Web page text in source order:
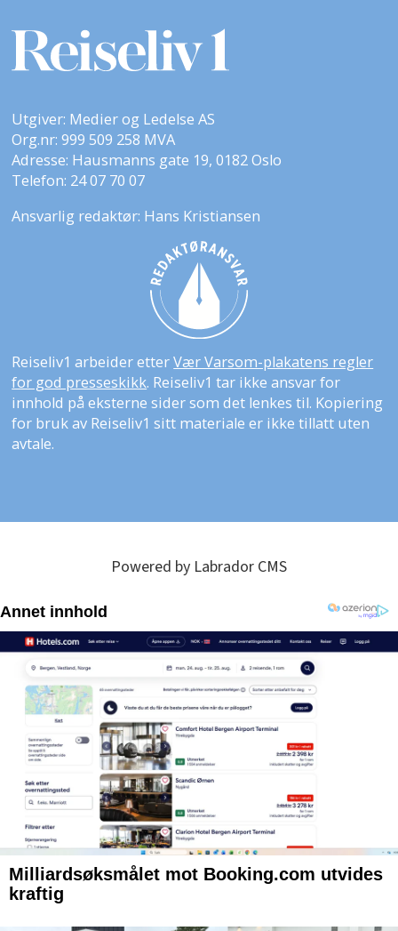
Utgiver: Medier og Ledelse AS
Org.nr: 999 509 258 MVA
Adresse: Hausmanns gate 19, 0182 Oslo
Telefon: 24 07 70 07
Ansvarlig redaktør: Hans Kristiansen
Reiseliv1 arbeider etterVær Varsom-plakatens regler
for god presseskikk. Reiseliv1 tar ikke ansvar for
innhold på eksterne sider som det lenkes til. Kopiering
for bruk av Reiseliv1 sitt materiale er ikke tillatt uten
avtale.
Powered by Labrador CMS